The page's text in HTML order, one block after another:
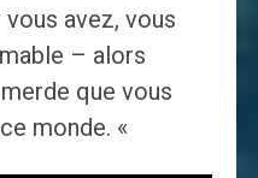
avez, vous
– alors
que vous
monde. «